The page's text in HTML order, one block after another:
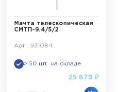
Мачта телескопическая
СМТП-9.4/5/2
Арт.: 93108-1
> 50 шт. на складе
25 879 ₽